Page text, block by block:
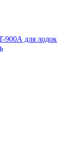
900А для лодок